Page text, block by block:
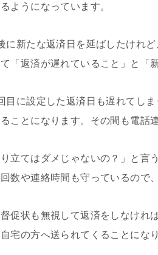
ようになっています。
に新たな返済日を延ばしたけれ
「返済が遅れていること」と「
目に設定した返済日も遅れてし
ことになります。その間も電話
り立てはダメじゃないの？」と
数や連絡時間も守っているので
促状も無視して返済をしなけれ
宅の方へ送られてくることになり